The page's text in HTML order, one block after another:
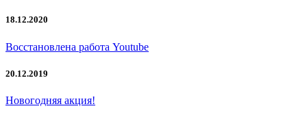
18.12.2020
Восстановлена работа Youtube
20.12.2019
Новогодняя акция!